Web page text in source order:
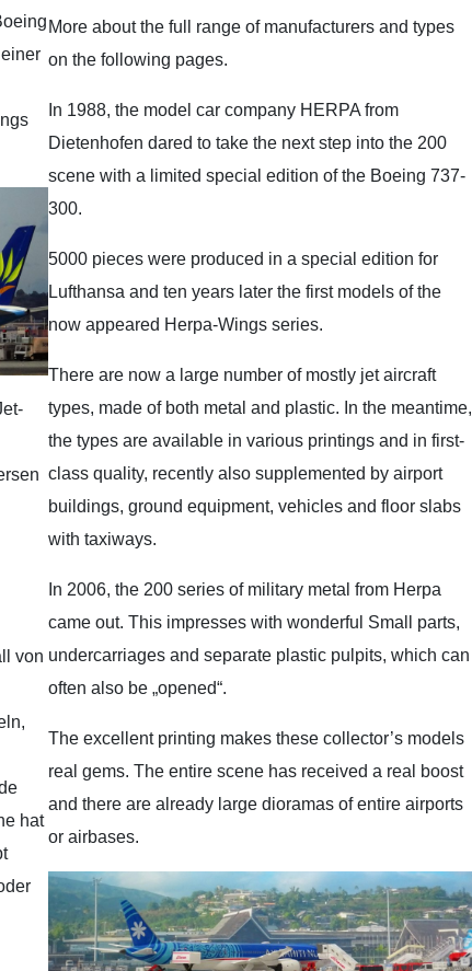
von
hat
More about the full range of manufacturers and types
on the following pages.
In 1988, the model car company HERPA from
Dietenhofen dared to take the next step into the 200
scene with a limited special edition of the Boeing 737-
300.
5000 pieces were produced in a special edition for
Lufthansa and ten years later the first models of the
now appeared Herpa-Wings series.
There are now a large number of mostly jet aircraft
types, made of both metal and plastic. In the meantime,
the types are available in various printings and in first-
class quality, recently also supplemented by airport
buildings, ground equipment, vehicles and floor slabs
with taxiways.
In 2006, the 200 series of military metal from Herpa
came out. This impresses with wonderful Small parts,
undercarriages and separate plastic pulpits, which can
often also be „opened“.
The excellent printing makes these collector’s models
real gems. The entire scene has received a real boost
and there are already large dioramas of entire airports
or airbases.